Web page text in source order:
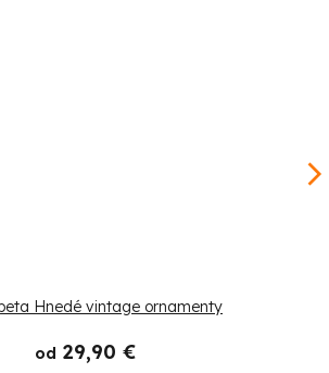
Hnedé vintage ornamenty
od 29,90 €